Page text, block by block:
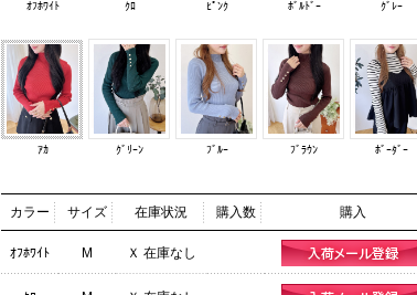
ｵﾌﾎﾜｲﾄ ｸﾛ ﾋﾟﾝｸ ﾎﾞﾙﾄﾞｰ ｸﾞﾚｰ
ｱｶ ｸﾞﾘｰﾝ ﾌﾞﾙｰ ﾌﾞﾗｳﾝ ﾎﾞｰﾀﾞｰ
カラー サイズ 在庫状況 購入数 購入
ｵﾌﾎﾜｲﾄ M Ｘ 在庫なし